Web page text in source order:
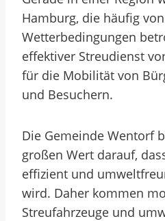
Hamburg, die häufig
Wetterbedingungen
effektiver Streudienst
für die Mobilität von
und Besuchern.
Die Gemeinde Wentorf
großen Wert darauf,
effizient und
wird. Daher kommen
Streufahrzeuge und